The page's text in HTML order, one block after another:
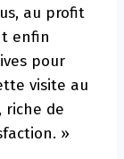
au profit
enfin
pour
visite au
riche de
»